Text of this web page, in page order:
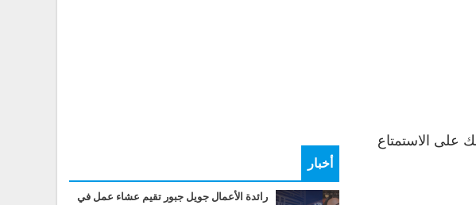
على الاستمتاع
أخبار
رائدة الأعمال جويل جبور تقيم عشاء عمل في